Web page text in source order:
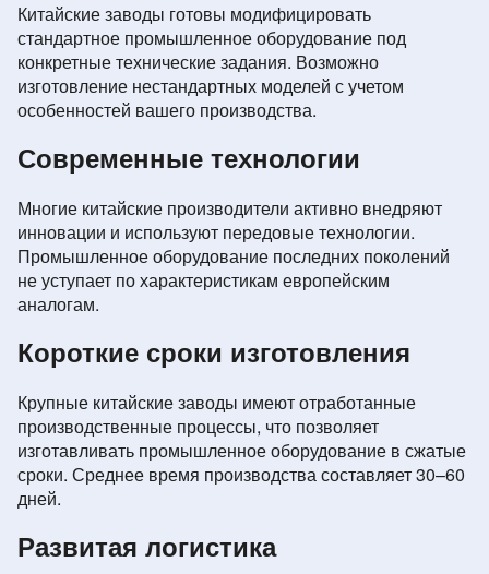
Китайские заводы готовы модифицировать
стандартное промышленное оборудование под
конкретные технические задания. Возможно
изготовление нестандартных моделей с учетом
особенностей вашего производства.
Современные технологии
Многие китайские производители активно внедряют
инновации и используют передовые технологии.
Промышленное оборудование последних поколений
не уступает по характеристикам европейским
аналогам.
Короткие сроки изготовления
Крупные китайские заводы имеют отработанные
производственные процессы, что позволяет
изготавливать промышленное оборудование в сжатые
сроки. Среднее время производства составляет 30–60
дней.
Развитая логистика